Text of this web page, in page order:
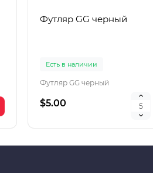
Футляр GG черный
Есть в наличии
Футляр GG черный
$5.00